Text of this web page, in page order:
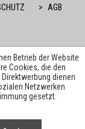
AGB
Betrieb der Website
Cookies, die den
dienen
Netzwerken
gesetzt.